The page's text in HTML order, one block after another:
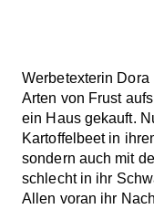
Werbetexterin
Arten von Frust
ein Haus gekauft.
Kartoffelbeet in
sondern auch mit
schlecht in ihr
Allen voran ihr